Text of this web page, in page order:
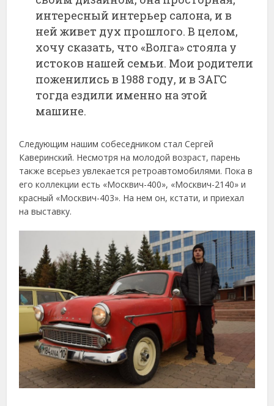
интересный интерьер салона, и в
ней живет дух прошлого. В целом,
хочу сказать, что «Волга» стояла у
истоков нашей семьи. Мои родители
поженились в 1988 году, и в ЗАГС
тогда ездили именно на этой
машине.
Следующим нашим собеседником стал Сергей
Каверинский. Несмотря на молодой возраст, парень
также всерьез увлекается ретроавтомобилями. Пока в
его коллекции есть «Москвич-400», «Москвич-2140» и
красный «Москвич-403». На нем он, кстати, и приехал
на выставку.